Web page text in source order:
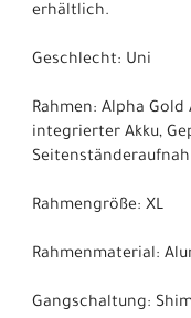
erhältlich.
Geschlecht: Uni
Rahmen: Alpha
integrierter Akku,
Rahmengröße: XL
Rahmenmaterial:
Gangschaltung: